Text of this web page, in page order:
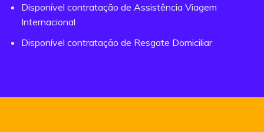
Disponível contratação de Assistência Viagem
Internacional
Disponível contratação de Resgate Domiciliar